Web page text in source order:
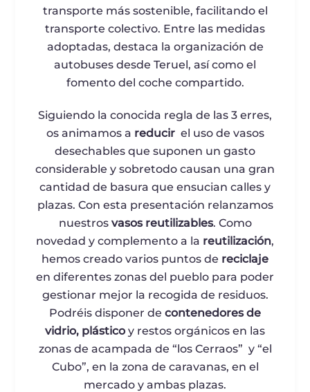
transporte más sostenible, facilitando el
transporte colectivo. Entre las medidas
adoptadas, destaca la organización de
autobuses desde Teruel, así como el
fomento del coche compartido.
Siguiendo la conocida regla de las 3 erres,
os animamos a reducirel uso de vasos
desechables que suponen un gasto
considerable y sobretodo causan una gran
cantidad de basura que ensucian calles y
plazas. Con esta presentación relanzamos
nuestros vasos reutilizables. Como
novedad y complemento a la reutilización,
hemos creado varios puntos de reciclaje
en diferentes zonas del pueblo para poder
gestionar mejor la recogida de residuos.
Podréis disponer de contenedores de
vidrio, plástico y restos orgánicos en las
zonas de acampada de “los Cerraos” y “el
Cubo”, en la zona de caravanas, en el
mercado y ambas plazas.